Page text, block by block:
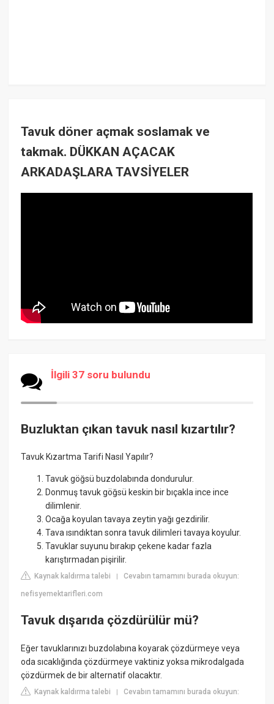
Tavuk döner açmak soslamak ve
takmak. DÜKKAN AÇACAK
ARKADAŞLARA TAVSİYELER
İlgili 37 soru bulundu
Buzluktan çıkan tavuk nasıl kızartılır?
Tavuk Kızartma Tarifi Nasıl Yapılır?
Tavuk göğsü buzdolabında dondurulur.
Donmuş tavuk göğsü keskin bir bıçakla ince ince
dilimlenir.
Ocağa koyulan tavaya zeytin yağı gezdirilir.
Tava ısındıktan sonra tavuk dilimleri tavaya koyulur.
Tavuklar suyunu bırakıp çekene kadar fazla
karıştırmadan pişirilir.
Kaynak kaldırma talebi |Cevabın tamamını burada okuyun:
nefisyemektarifleri.com
Tavuk dışarıda çözdürülür mü?
Eğer tavuklarınızı buzdolabına koyarak çözdürmeye veya
oda sıcaklığında çözdürmeye vaktiniz yoksa mikrodalgada
çözdürmek de bir alternatif olacaktır.
Kaynak kaldırma talebi |Cevabın tamamını burada okuyun: